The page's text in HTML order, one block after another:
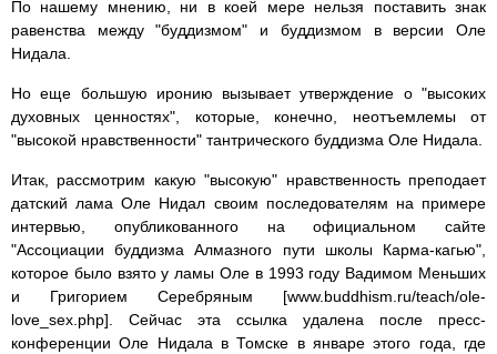
По нашему мнению, ни в коей мере нельзя поставить знак
равенства между "буддизмом" и буддизмом в версии Оле
Нидала.
Но еще большую иронию вызывает утверждение о "высоких
духовных ценностях", которые, конечно, неотъемлемы от
"высокой нравственности" тантрического буддизма Оле Нидала.
Итак, рассмотрим какую "высокую" нравственность преподает
датский лама Оле Нидал своим последователям на примере
интервью, опубликованного на официальном сайте
"Ассоциации буддизма Алмазного пути школы Карма-кагью",
которое было взято у ламы Оле в 1993 году Вадимом Меньших
и Григорием Серебряным [www.buddhism.ru/teach/ole-
love_sex.php]. Сейчас эта ссылка удалена после пресс-
конференции Оле Нидала в Томске в январе этого года, где